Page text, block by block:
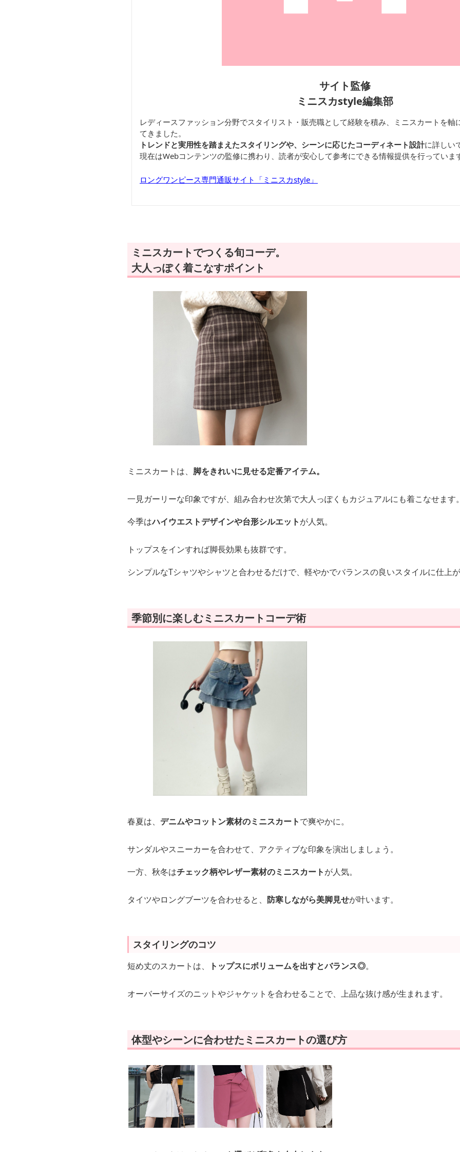
サイト監修
ミニスカstyle編集部
レディースファッション分野でスタイリスト・販売職として経験を積み、ミニスカートを軸
てきました。
トレンドと実用性を踏まえたスタイリングや、シーンに応じたコーディネート設計に詳しい
現在はWebコンテンツの監修に携わり、読者が安心して参考にできる情報提供を行っていま
ロングワンピース専門通販サイト「ミニスカstyle」
ミニスカートでつくる旬コーデ。
大人っぽく着こなすポイント
ミニスカートは、 脚をきれいに見せる定番アイテム。
一見ガーリーな印象ですが、組み合わせ次第で大人っぽくもカジュアルにも着こなせます。
今季はハイウエストデザインや台形シルエットが人気。
トップスをインすれば脚長効果も抜群です。
シンプルなTシャツやシャツと合わせるだけで、軽やかでバランスの良いスタイルに仕上が
季節別に楽しむミニスカートコーデ術
春夏は、 デニムやコットン素材のミニスカートで爽やかに。
サンダルやスニーカーを合わせて、アクティブな印象を演出しましょう。
一方、秋冬はチェック柄やレザー素材のミニスカートが人気。
タイツやロングブーツを合わせると、 防寒しながら美脚見せが叶います。
スタイリングのコツ
短め丈のスカートは、 トップスにボリュームを出すとバランス◎。
オーバーサイズのニットやジャケットを合わせることで、上品な抜け感が生まれます。
体型やシーンに合わせたミニスカートの選び方